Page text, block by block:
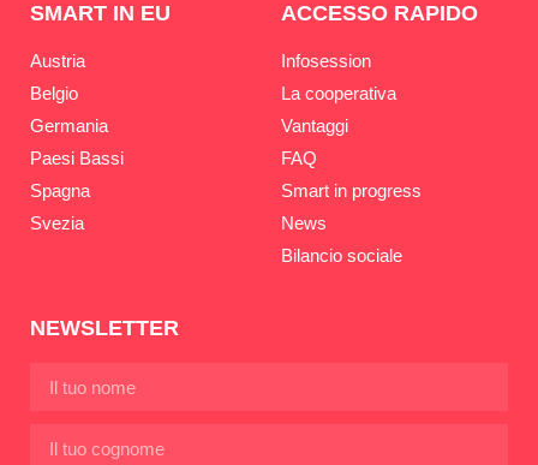
SMART IN EU
Austria
Belgio
Germania
Paesi Bassi
Spagna
Svezia
ACCESSO RAPIDO
Infosession
La cooperativa
Vantaggi
FAQ
Smart in progress
News
Bilancio sociale
NEWSLETTER